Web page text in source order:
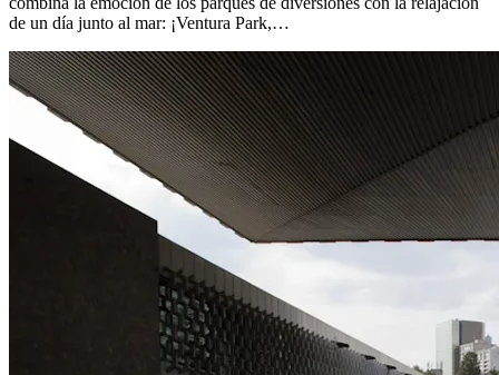
de un día junto al mar: ¡Ventura Park,…